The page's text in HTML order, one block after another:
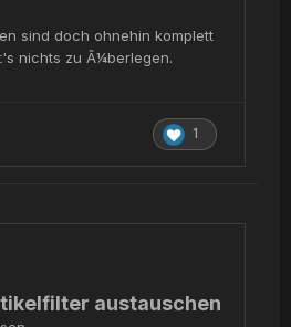
sind doch ohnehin komplett
nichts zu Ã¼berlegen.
1
austauschen